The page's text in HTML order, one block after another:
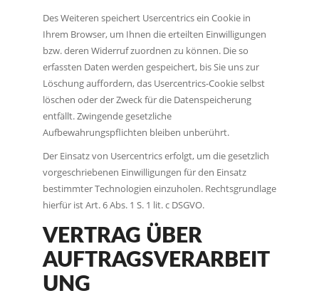
Des Weiteren speichert Usercentrics ein Cookie in
Ihrem Browser, um Ihnen die erteilten Einwilligungen
bzw. deren Widerruf zuordnen zu können. Die so
erfassten Daten werden gespeichert, bis Sie uns zur
Löschung auffordern, das Usercentrics-Cookie selbst
löschen oder der Zweck für die Datenspeicherung
entfällt. Zwingende gesetzliche
Aufbewahrungspflichten bleiben unberührt.
Der Einsatz von Usercentrics erfolgt, um die gesetzlich
vorgeschriebenen Einwilligungen für den Einsatz
bestimmter Technologien einzuholen. Rechtsgrundlage
hierfür ist Art. 6 Abs. 1 S. 1 lit. c DSGVO.
VERTRAG ÜBER
AUFTRAGSVERARBEIT
UNG